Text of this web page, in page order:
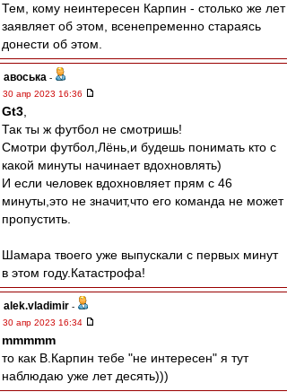
Тем, кому неинтересен Карпин - столько же лет
заявляет об этом, всенепременно стараясь
донести об этом.
авоська -
30 апр 2023 16:36
Gt3
Так ты ж футбол не смотришь!
Смотри футбол,Лёнь,и будешь понимать кто с
какой минуты начинает вдохновлять)
И если человек вдохновляет прям с 46
минуты,это не значит,что его команда не может
пропустить.
Шамара твоего уже выпускали с первых минут
в этом году.Катастрофа!
alek.vladimir -
30 апр 2023 16:34
mmmmm
то как В.Карпин тебе "не интересен" я тут
наблюдаю уже лет десять)))